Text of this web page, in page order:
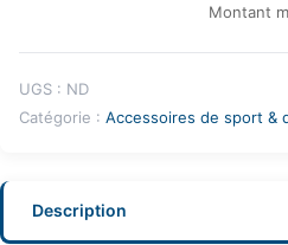
Montant
UGS : ND
Catégorie : Accessoires de sport &
Description